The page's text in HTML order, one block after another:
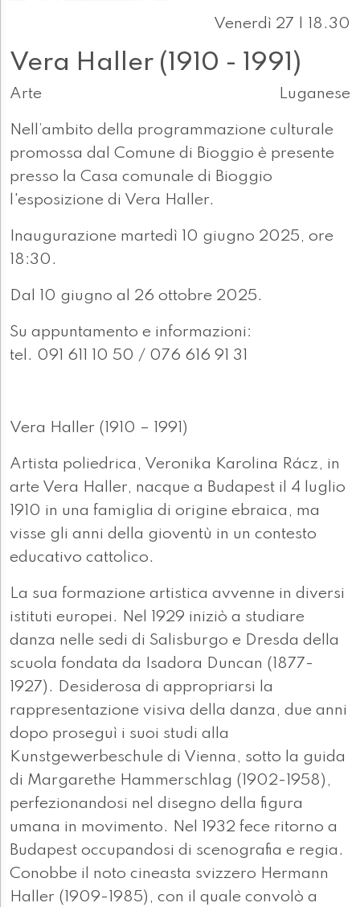
Venerdì 27 | 18.30
Vera Haller (1910 - 1991)
Arte Luganese
Nell’ambito della programmazione culturale
promossa dal Comune di Bioggio è presente
presso la Casa comunale di Bioggio
l'esposizione di Vera Haller.
Inaugurazione martedì 10 giugno 2025, ore
18:30.
Dal 10 giugno al 26 ottobre 2025.
Su appuntamento e informazioni:
tel. 091 611 10 50 / 076 616 91 31
Vera Haller (1910 – 1991)
Artista poliedrica, Veronika Karolina Rácz, in
arte Vera Haller, nacque a Budapest il 4 luglio
1910 in una famiglia di origine ebraica, ma
visse gli anni della gioventù in un contesto
educativo cattolico.
La sua formazione artistica avvenne in diversi
istituti europei. Nel 1929 iniziò a studiare
danza nelle sedi di Salisburgo e Dresda della
scuola fondata da Isadora Duncan (1877-
1927). Desiderosa di appropriarsi la
rappresentazione visiva della danza, due anni
dopo proseguì i suoi studi alla
Kunstgewerbeschule di Vienna, sotto la guida
di Margarethe Hammerschlag (1902-1958),
perfezionandosi nel disegno della figura
umana in movimento. Nel 1932 fece ritorno a
Budapest occupandosi di scenografia e regia.
Conobbe il noto cineasta svizzero Hermann
Haller (1909-1985), con il quale convolò a